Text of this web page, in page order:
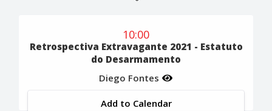
10:00
Retrospectiva Extravagante 2021 - Estatuto
do Desarmamento
Diego Fontes
Add to Calendar